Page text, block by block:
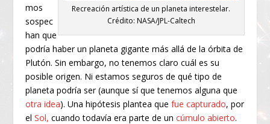
Recreación artística de un planeta interestelar.
Crédito: NASA/JPL-Caltech
mos
sospec
han que
podría haber un planeta gigante más allá de la órbita de
Plutón. Sin embargo, no tenemos claro cuál es su
posible origen. Ni estamos seguros de qué tipo de
planeta podría ser (aunque sí que tenemos alguna que
otra idea). Una hipótesis plantea quefue capturado, por
elSol, cuando todavía era parte de uncúmulo abierto.